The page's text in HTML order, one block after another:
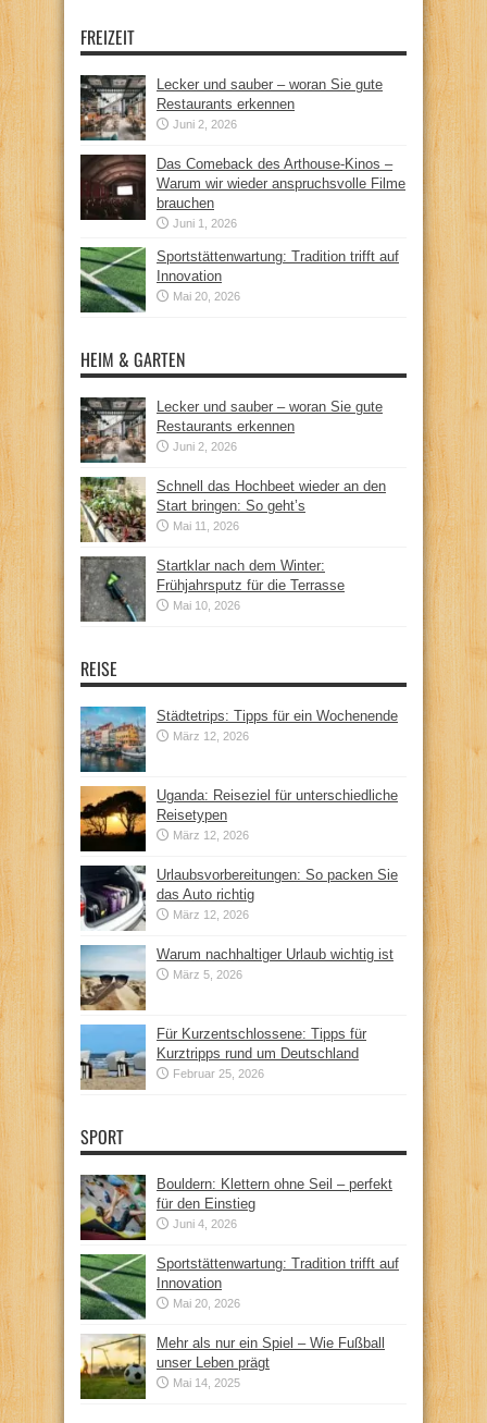
FREIZEIT
Lecker und sauber – woran Sie gute
Restaurants erkennen
Juni 2, 2026
Das Comeback des Arthouse-Kinos –
Warum wir wieder anspruchsvolle Filme
brauchen
Juni 1, 2026
Sportstättenwartung: Tradition trifft auf
Innovation
Mai 20, 2026
HEIM & GARTEN
Lecker und sauber – woran Sie gute
Restaurants erkennen
Juni 2, 2026
Schnell das Hochbeet wieder an den
Start bringen: So geht’s
Mai 11, 2026
Startklar nach dem Winter:
Frühjahrsputz für die Terrasse
Mai 10, 2026
REISE
Städtetrips: Tipps für ein Wochenende
März 12, 2026
Uganda: Reiseziel für unterschiedliche
Reisetypen
März 12, 2026
Urlaubsvorbereitungen: So packen Sie
das Auto richtig
März 12, 2026
Warum nachhaltiger Urlaub wichtig ist
März 5, 2026
Für Kurzentschlossene: Tipps für
Kurztripps rund um Deutschland
Februar 25, 2026
SPORT
Bouldern: Klettern ohne Seil – perfekt
für den Einstieg
Juni 4, 2026
Sportstättenwartung: Tradition trifft auf
Innovation
Mai 20, 2026
Mehr als nur ein Spiel – Wie Fußball
unser Leben prägt
Mai 14, 2025